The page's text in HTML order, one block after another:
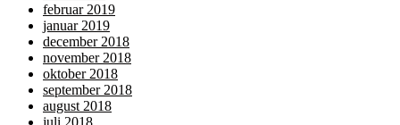
februar 2019
januar 2019
december 2018
november 2018
oktober 2018
september 2018
august 2018
juli 2018